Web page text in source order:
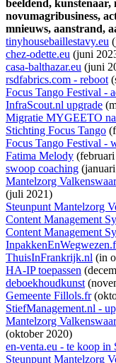
beeldend, kunstenaar,
novumagribusiness,
mnieuws, aanstrand,
tinyhousebaillestavy.eu
chez-odette.eu (juni
casa-balthazar.eu (juni
rsdfabrics.com - reboot
Focus Tango Festival -
InfraScout.nl upgrade
Migratie MYGEETO
Stichting Focus Tango
Focus Tango Festival -
Fatima Melody
swoop coaching
Mantelzorg
(juli 2021)
Steunpunt Mantelzorg
Content Management
Content Management
ThuisInFrankrijk.nl (in
HA-IP toepassen
deboekhoudkunst
Gemeente Fillols.fr
StiefManagement.nl -
Mantelzorg
(oktober 2020)
en-venta.eu - te koop in
Steunpunt Mantelzorg